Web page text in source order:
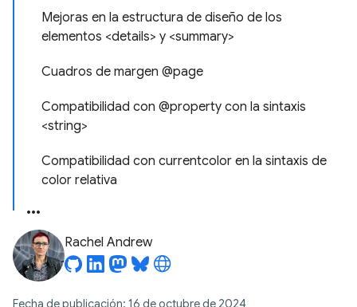
Mejoras en la estructura de diseño de los
elementos <details> y <summary>
Cuadros de margen @page
Compatibilidad con @property con la sintaxis
<string>
Compatibilidad con currentcolor en la sintaxis de
color relativa
Rachel Andrew
Fecha de publicación: 16 de octubre de 2024